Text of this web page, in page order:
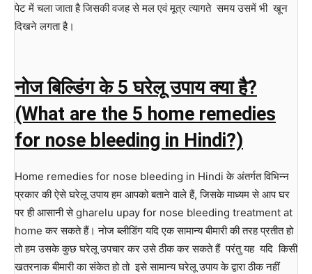
पेट में चला जाता है जिसकी वजह से मल एवं मूत्र त्यागते समय उसमें भी खून
दिखने लगता है।
नोज बिल्डिंग के 5 घरेलू उपाय क्या है?
(What are the 5 home remedies
for nose bleeding in Hindi?)
Home remedies for nose bleeding in Hindi के अंतर्गत विभिन्न
प्रकार की ऐसे घरेलू उपाय हम आपको बताने वाले हैं, जिसके माध्यम से आप घर
पर ही आसानी से gharelu upay for nose bleeding treatment at
home कर सकते हैं। नोज ब्लीडिंग यदि एक सामान्य बीमारी की तरह प्रतीत हो
तो हम उसके कुछ घरेलू उपचार कर उसे ठीक कर सकते हैं परंतु यह यदि किसी
खतरनाक बीमारी का संकेत हो तो इसे सामान्य घरेलू उपाय के द्वारा ठीक नहीं